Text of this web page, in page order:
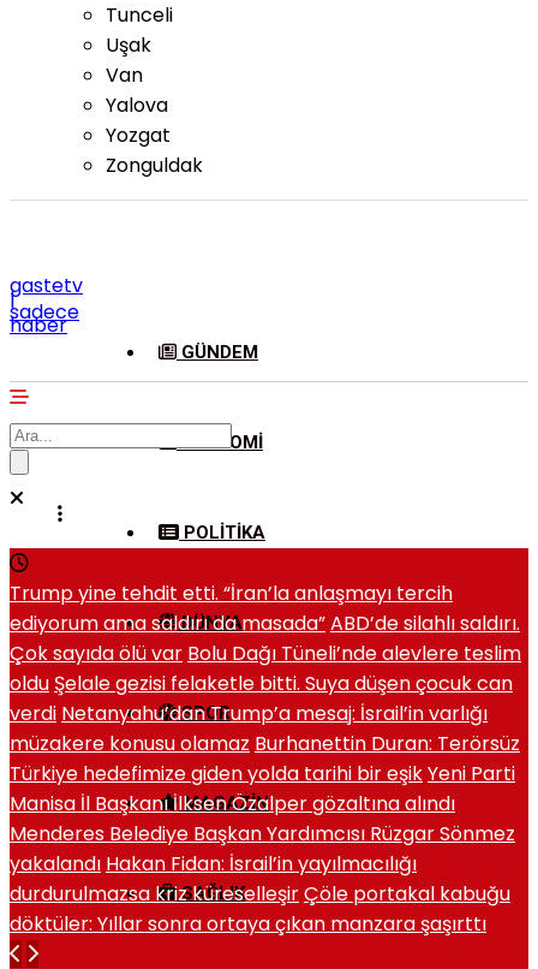
Tunceli
Uşak
Van
Yalova
Yozgat
Zonguldak
gastetv
|
sadece
haber
GÜNDEM
EKONOMI
POLITIKA
DÜNYA
SPOR
MAGAZIN
SAĞLIK
Trump yine tehdit etti. “İran’la anlaşmayı tercih
ediyorum ama saldırı da masada”ABD’de silahlı saldırı.
Çok sayıda ölü var Bolu Dağı Tüneli’nde alevlere teslim
oldu Şelale gezisi felaketle bitti. Suya düşen çocuk can
verdi Netanyahu’dan Trump’a mesaj: İsrail’in varlığı
müzakere konusu olamaz Burhanettin Duran: Terörsüz
Türkiye hedefimize giden yolda tarihi bir eşikYeni Parti
Manisa İl Başkanı İlksen Özalper gözaltına alındı
Menderes Belediye Başkan Yardımcısı Rüzgar Sönmez
yakalandı Hakan Fidan: İsrail’in yayılmacılığı
durdurulmazsa kriz küreselleşirÇöle portakal kabuğu
döktüler: Yıllar sonra ortaya çıkan manzara şaşırttı